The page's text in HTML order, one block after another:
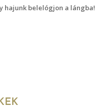
hajunk belelógjon a lángba!